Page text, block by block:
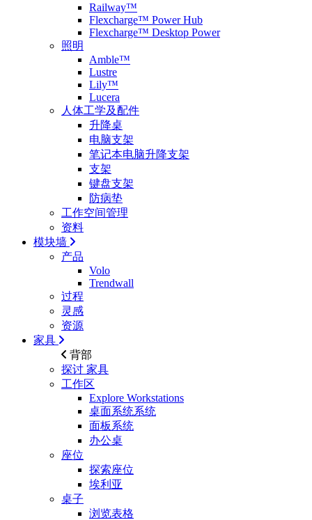
Railway™
Flexcharge™ Power Hub
Flexcharge™ Desktop Power
照明
Amble™
Lustre
Lily™
Lucera
人体工学及配件
升降桌
电脑支架
笔记本电脑升降支架
支架
键盘支架
防病垫
工作空间管理
资料
模块墙
产品
Volo
Trendwall
过程
灵感
资源
家具
背部
探讨 家具
工作区
Explore Workstations
桌面系统系统
面板系统
办公桌
座位
探索座位
埃利亚
桌子
浏览表格